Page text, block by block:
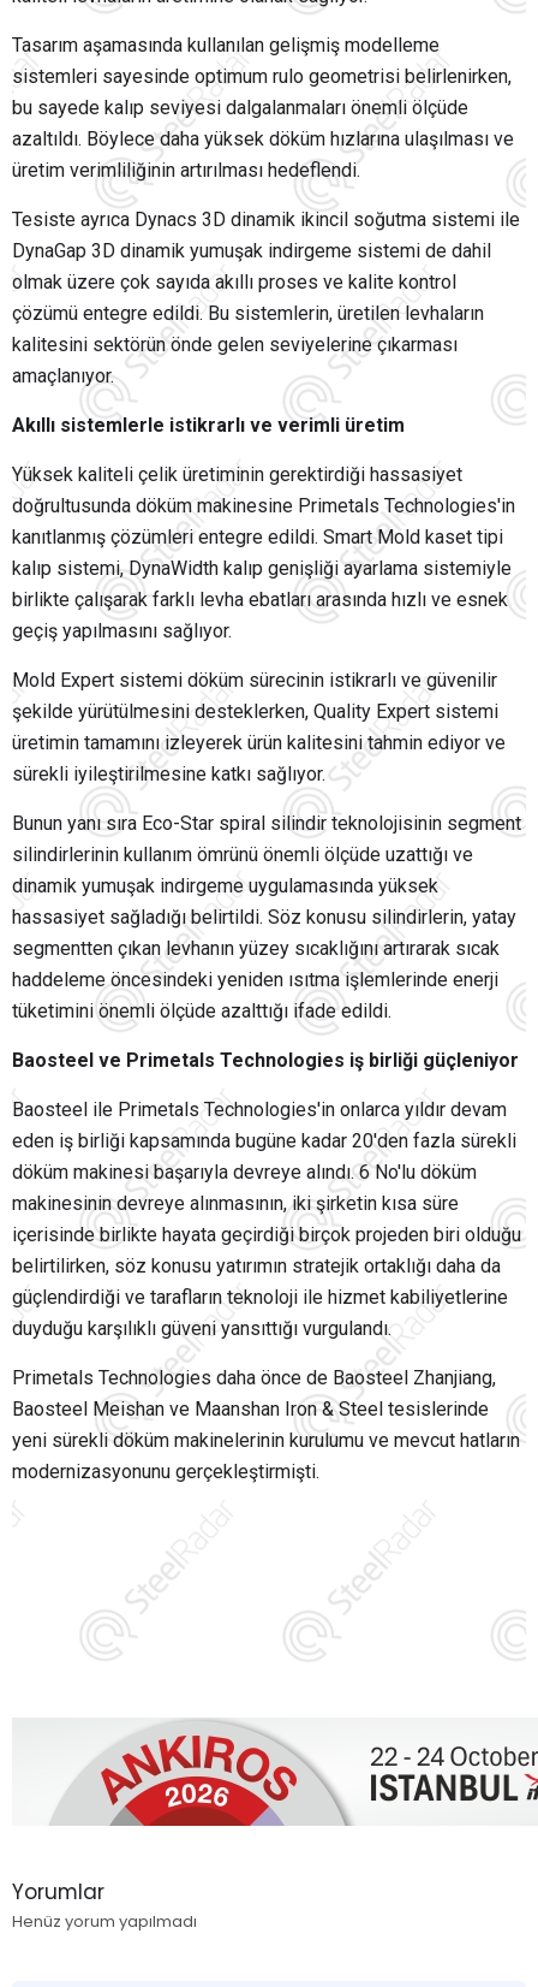
Tasarım aşamasında kullanılan gelişmiş modelleme
sistemleri sayesinde optimum rulo geometrisi belirlenirken,
bu sayede kalıp seviyesi dalgalanmaları önemli ölçüde
azaltıldı. Böylece daha yüksek döküm hızlarına ulaşılması ve
üretim verimliliğinin artırılması hedeflendi.
Tesiste ayrıca Dynacs 3D dinamik ikincil soğutma sistemi ile
DynaGap 3D dinamik yumuşak indirgeme sistemi de dahil
olmak üzere çok sayıda akıllı proses ve kalite kontrol
çözümü entegre edildi. Bu sistemlerin, üretilen levhaların
kalitesini sektörün önde gelen seviyelerine çıkarması
amaçlanıyor.
Akıllı sistemlerle istikrarlı ve verimli üretim
Yüksek kaliteli çelik üretiminin gerektirdiği hassasiyet
doğrultusunda döküm makinesine Primetals Technologies'in
kanıtlanmış çözümleri entegre edildi. Smart Mold kaset tipi
kalıp sistemi, DynaWidth kalıp genişliği ayarlama sistemiyle
birlikte çalışarak farklı levha ebatları arasında hızlı ve esnek
geçiş yapılmasını sağlıyor.
Mold Expert sistemi döküm sürecinin istikrarlı ve güvenilir
şekilde yürütülmesini desteklerken, Quality Expert sistemi
üretimin tamamını izleyerek ürün kalitesini tahmin ediyor ve
sürekli iyileştirilmesine katkı sağlıyor.
Bunun yanı sıra Eco-Star spiral silindir teknolojisinin segment
silindirlerinin kullanım ömrünü önemli ölçüde uzattığı ve
dinamik yumuşak indirgeme uygulamasında yüksek
hassasiyet sağladığı belirtildi. Söz konusu silindirlerin, yatay
segmentten çıkan levhanın yüzey sıcaklığını artırarak sıcak
haddeleme öncesindeki yeniden ısıtma işlemlerinde enerji
tüketimini önemli ölçüde azalttığı ifade edildi.
Baosteel ve Primetals Technologies iş birliği güçleniyor
Baosteel ile Primetals Technologies'in onlarca yıldır devam
eden iş birliği kapsamında bugüne kadar 20'den fazla sürekli
döküm makinesi başarıyla devreye alındı. 6 No'lu döküm
makinesinin devreye alınmasının, iki şirketin kısa süre
içerisinde birlikte hayata geçirdiği birçok projeden biri olduğu
belirtilirken, söz konusu yatırımın stratejik ortaklığı daha da
güçlendirdiği ve tarafların teknoloji ile hizmet kabiliyetlerine
duyduğu karşılıklı güveni yansıttığı vurgulandı.
Primetals Technologies daha önce de Baosteel Zhanjiang,
Baosteel Meishan ve Maanshan Iron & Steel tesislerinde
yeni sürekli döküm makinelerinin kurulumu ve mevcut hatların
modernizasyonunu gerçekleştirmişti.
Yorumlar
Henüz yorum yapılmadı